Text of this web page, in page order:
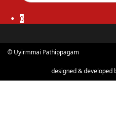
0
© Uyirmmai Pathippagam
designed & developed